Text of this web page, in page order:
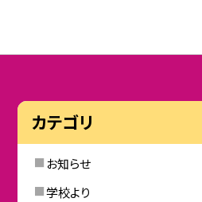
カテゴリ
お知らせ
学校より